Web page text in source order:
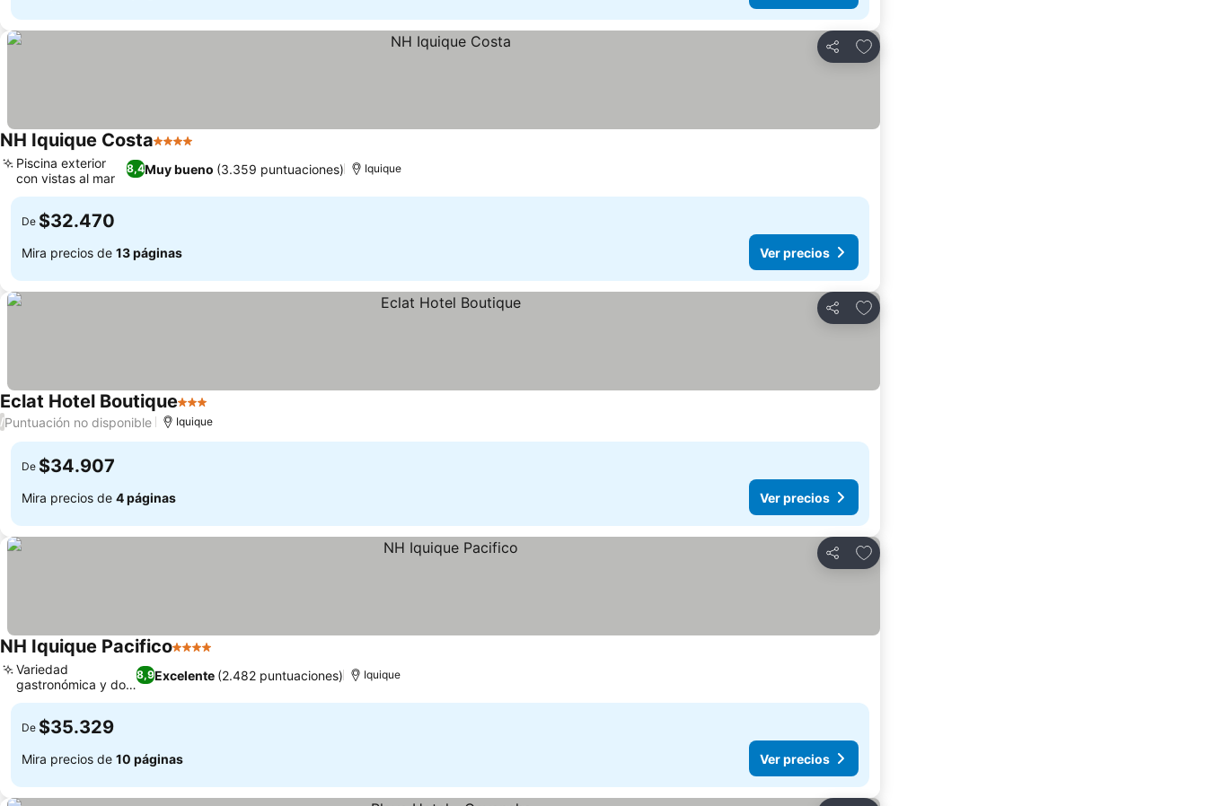
Compartir
Agregar a favoritos
NH Iquique Costa4 Estrellas
8,4Muy bueno (3.359 puntuaciones)
Piscina exterior
con vistas al mar
Iquique
De $32.470
Mira precios de 13 páginas Ver precios
Compartir
Agregar a favoritos
Eclat Hotel Boutique3 Estrellas
/Puntuación no disponible Iquique
De $34.907
Mira precios de 4 páginas Ver precios
Compartir
Agregar a favoritos
NH Iquique Pacifico4 Estrellas
8,9Excelente (2.482 puntuaciones)
Variedad
gastronómica y dos
bares
Iquique
De $35.329
Mira precios de 10 páginas Ver precios